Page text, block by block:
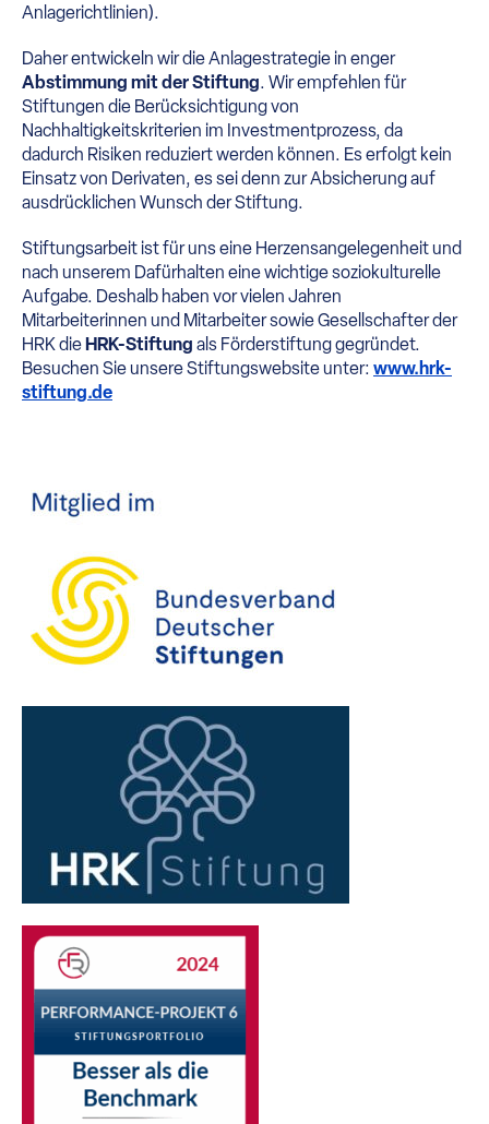
Anlagerichtlinien).
Daher entwickeln wir die Anlagestrategie in enger
Abstimmung mit der Stiftung. Wir empfehlen für
Stiftungen die Berücksichtigung von
Nachhaltigkeitskriterien im Investmentprozess, da
dadurch Risiken reduziert werden können. Es erfolgt kein
Einsatz von Derivaten, es sei denn zur Absicherung auf
ausdrücklichen Wunsch der Stiftung.
Stiftungsarbeit ist für uns eine Herzensangelegenheit und
nach unserem Dafürhalten eine wichtige soziokulturelle
Aufgabe. Deshalb haben vor vielen Jahren
Mitarbeiterinnen und Mitarbeiter sowie Gesellschafter der
HRK dieHRK-Stiftung als Förderstiftung gegründet.
Besuchen Sie unsere Stiftungswebsite unter: www.hrk-
stiftung.de